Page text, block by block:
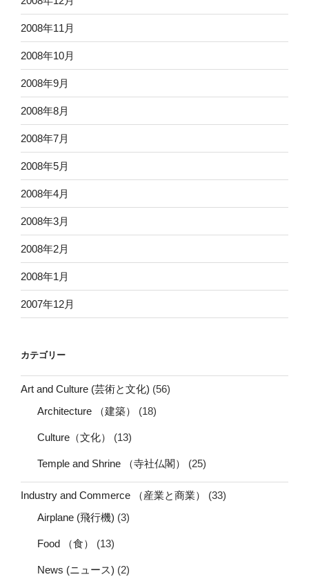
2008年11月
2008年10月
2008年9月
2008年8月
2008年7月
2008年5月
2008年4月
2008年3月
2008年2月
2008年1月
2007年12月
カテゴリー
Art and Culture (芸術と文化) (56)
Architecture （建築）
(18)
Culture（文化） (13)
Temple and Shrine （寺社仏閣） (25)
Industry and Commerce （産業と商業）
(33)
Airplane (飛行機) (3)
Food （食） (13)
News (ニュース) (2)